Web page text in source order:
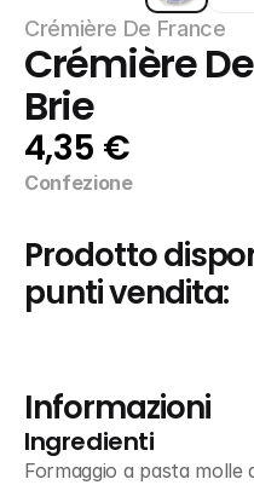
Crémière De France
Crémière
Brie
4,35 €
Confezione
Prodotto
punti vendita:
Informazioni
Ingredienti
Formaggio a pasta